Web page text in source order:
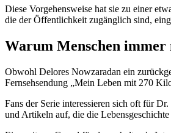
Diese Vorgehensweise hat sie zu einer
die der Öffentlichkeit zugänglich sind,
Warum Menschen immer
Obwohl Delores Nowzaradan ein
Fernsehsendung „Mein Leben mit 270
Fans der Serie interessieren sich oft für
und Artikeln auf, die die